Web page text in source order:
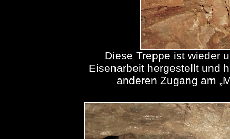
Diese Treppe ist wieder
Eisenarbeit hergestellt und
anderen Zugang am